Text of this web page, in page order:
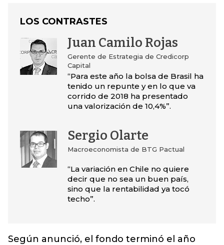
LOS CONTRASTES
Juan Camilo Rojas
Gerente de Estrategia de Credicorp
Capital
“Para este año la bolsa de Brasil ha
tenido un repunte y en lo que va
corrido de 2018 ha presentado
una valorización de 10,4%”.
Sergio Olarte
Macroeconomista de BTG Pactual
“La variación en Chile no quiere
decir que no sea un buen país,
sino que la rentabilidad ya tocó
techo”.
Según anunció, el fondo terminó el año